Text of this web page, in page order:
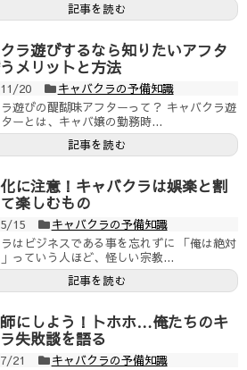
記事を読む
ラ遊びするなら知りたいアフタ
メリットと方法
20
キャバクラの予備知識
遊びの醍醐味アフターって？ キャバクラ遊
ーとは、キャバ嬢の勤務時...
記事を読む
に注意！キャバクラは娯楽と割
楽しむもの
15
キャバクラの予備知識
はビジネスである事を忘れずに 「俺は絶対
っていう人ほど、怪しい宗教...
記事を読む
にしよう！トホホ…俺たちのキ
失敗談を語る
21
キャバクラの予備知識